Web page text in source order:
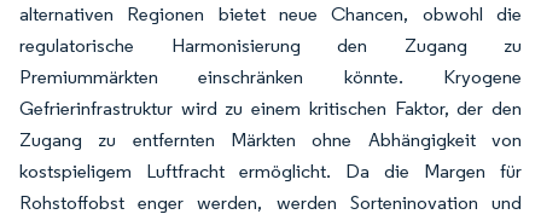
alternativen Regionen bietet neue Chancen, obwohl die
regulatorische Harmonisierung den Zugang zu
Premiummärkten einschränken könnte. Kryogene
Gefrierinfrastruktur wird zu einem kritischen Faktor, der den
Zugang zu entfernten Märkten ohne Abhängigkeit von
kostspieligem Luftfracht ermöglicht. Da die Margen für
Rohstoffobst enger werden, werden Sorteninovation und